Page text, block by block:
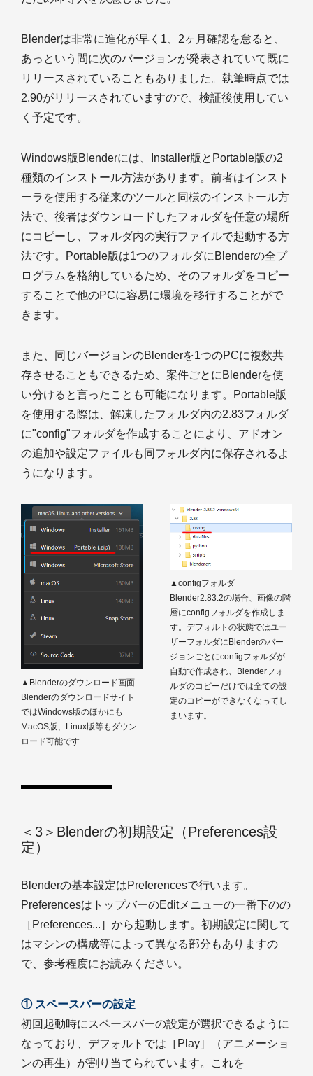
Blenderは非常に進化が早く1、2ヶ月確認を怠ると、
あっという間に次のバージョンが発表されていて既に
リリースされていることもありました。執筆時点では
2.90がリリースされていますので、検証後使用してい
く予定です。
Windows版Blenderには、Installer版とPortable版の2
種類のインストール方法があります。前者はインスト
ーラを使用する従来のツールと同様のインストール方
法で、後者はダウンロードしたフォルダを任意の場所
にコピーし、フォルダ内の実行ファイルで起動する方
法です。Portable版は1つのフォルダにBlenderの全プ
ログラムを格納しているため、そのフォルダをコピー
することで他のPCに容易に環境を移行することがで
きます。
また、同じバージョンのBlenderを1つのPCに複数共
存させることもできるため、案件ごとにBlenderを使
い分けると言ったことも可能になります。Portable版
を使用する際は、解凍したフォルダ内の2.83フォルダ
に"config"フォルダを作成することにより、アドオン
の追加や設定ファイルも同フォルダ内に保存されるよ
うになります。
▲Blenderのダウンロード画面
Blenderのダウンロードサイト
ではWindows版のほかにも
MacOS版、Linux版等もダウン
ロード可能です
▲configフォルダ
Blender2.83.2の場合、画像の階
層にconfigフォルダを作成しま
す。デフォルトの状態ではユー
ザーフォルダにBlenderのバー
ジョンごとにconfigフォルダが
自動で作成され、Blenderフォ
ルダのコピーだけでは全ての設
定のコピーができなくなってし
まいます。
＜3＞Blenderの初期設定（Preferences設
定）
Blenderの基本設定はPreferencesで行います。
PreferencesはトップバーのEditメニューの一番下のの
［Preferences...］から起動します。初期設定に関して
はマシンの構成等によって異なる部分もありますの
で、参考程度にお読みください。
① スペースバーの設定
初回起動時にスペースバーの設定が選択できるように
なっており、デフォルトでは［Play］（アニメーショ
ンの再生）が割り当てられています。これを